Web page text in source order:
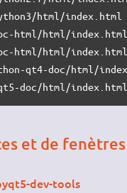
html/index.html
html/html/index.html
html/html/index.html
qt4-doc/html/
doc/html/index.html
et de
dev-tools